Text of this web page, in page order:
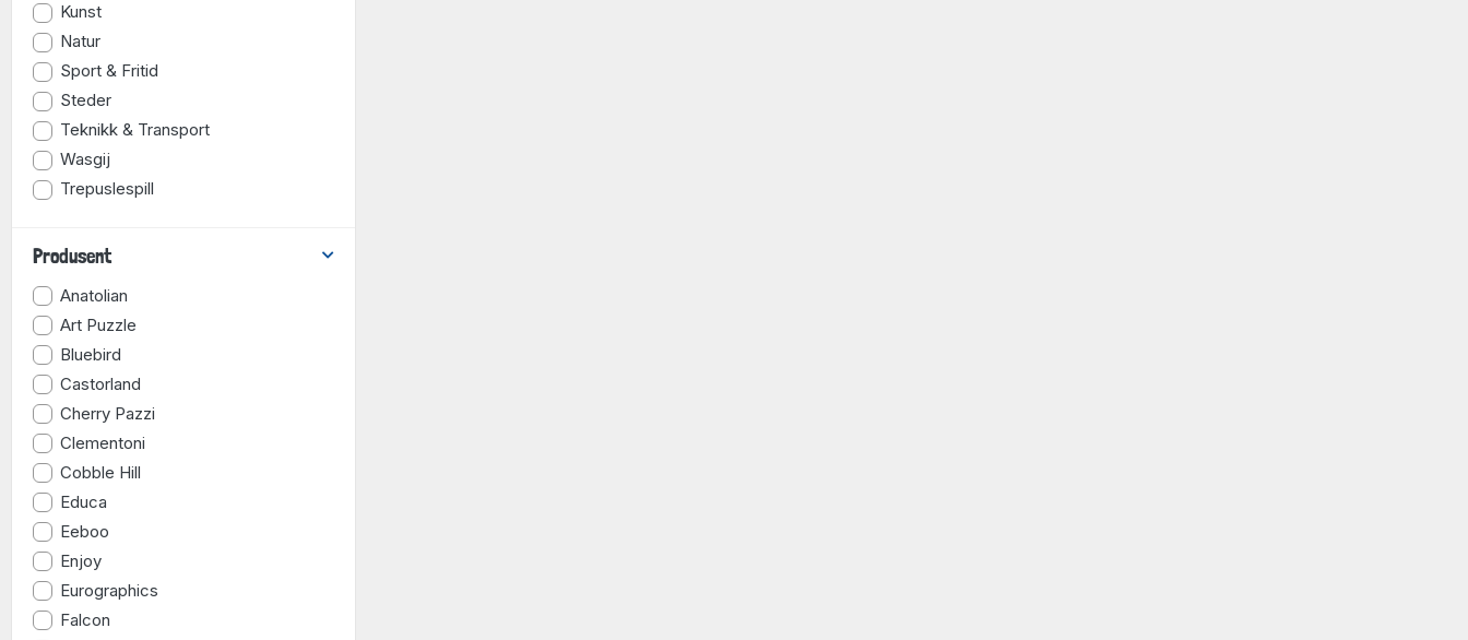
Kunst
Natur
Sport & Fritid
Steder
Teknikk & Transport
Wasgij
Trepuslespill
Produsent
Anatolian
Art Puzzle
Bluebird
Castorland
Cherry Pazzi
Clementoni
Cobble Hill
Educa
Eeboo
Enjoy
Eurographics
Falcon